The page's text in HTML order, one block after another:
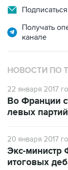
Получать
канале
НОВОСТИ ПО
22 января 2017
Во Франции
левых партий
20 января 2017
Экс-министр
итоговых